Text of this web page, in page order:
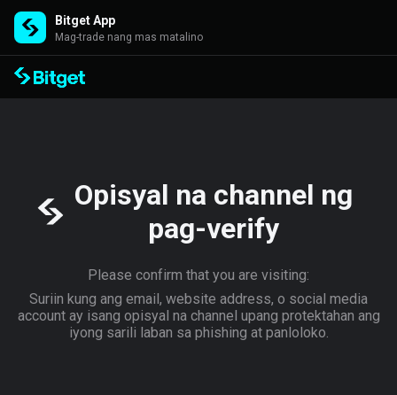
Bitget App
Mag-trade nang mas matalino
Opisyal na channel ng
pag-verify
Please confirm that you are visiting:
Suriin kung ang email, website address, o social media
account ay isang opisyal na channel upang protektahan ang
iyong sarili laban sa phishing at panloloko.